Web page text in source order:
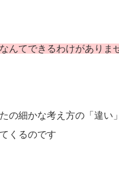
んてできるわけがありま
の細かな考え方の「違い
くるのです